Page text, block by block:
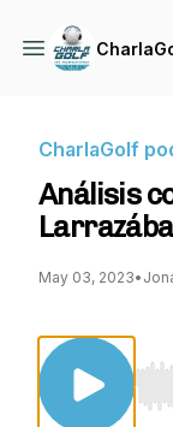
CharlaGolf
Análisis
May 03, 2023•